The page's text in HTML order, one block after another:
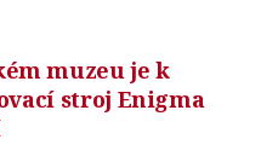
muzeu je k
stroj Enigma